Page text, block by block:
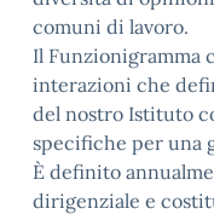
comuni di lavoro.
Il Funzionigramma
interazioni che
del nostro Istituto
specifiche per una
È definito
dirigenziale e